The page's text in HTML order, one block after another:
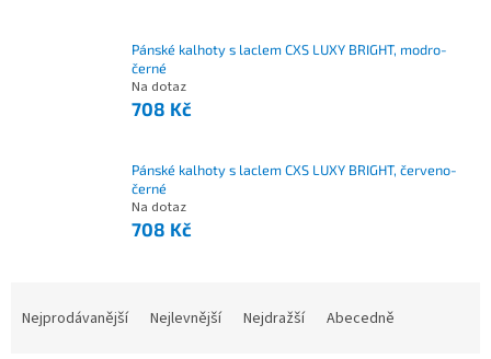
Pánské kalhoty s laclem CXS LUXY BRIGHT, modro-
černé
Na dotaz
708 Kč
Pánské kalhoty s laclem CXS LUXY BRIGHT, červeno-
černé
Na dotaz
708 Kč
ŘNejprodávanější Nejlevnější Nejdražší Abecedně